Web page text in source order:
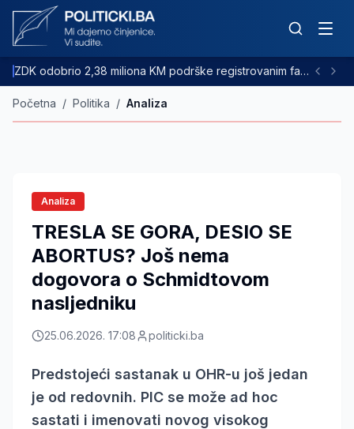
ZDK odobrio 2,38 miliona KM podrške registrovanim farmama goveda
Početna / Politika / Analiza
Analiza
TRESLA SE GORA, DESIO SE
ABORTUS? Još nema
dogovora o Schmidtovom
nasljedniku
25.06.2026. 17:08 politicki.ba
Predstojeći sastanak u OHR-u još jedan
je od redovnih. PIC se može ad hoc
sastati i imenovati novog visokog